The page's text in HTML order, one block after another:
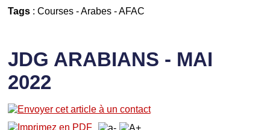
Tags: Courses-Arabes-AFAC
JDG ARABIANS - MAI
2022